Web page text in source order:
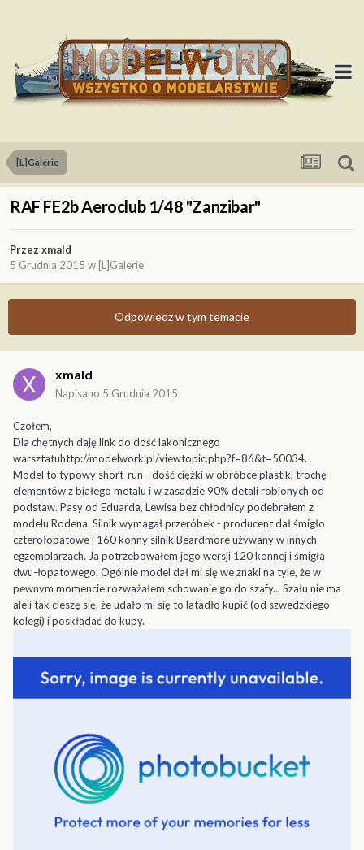
[L]Galerie
RAF FE2b Aeroclub 1/48 "Zanzibar"
Przez xmald
5 Grudnia 2015 w [L]Galerie
Odpowiedz w tym temacie
xmald
Napisano 5 Grudnia 2015
Czołem,
Dla chętnych daję link do dość lakonicznego
warsztatuhttp://modelwork.pl/viewtopic.php?f=86&t=50034.
Model to typowy short-run - dość ciężki w obróbce plastik, trochę
elementów z białego metalu i w zasadzie 90% detali robionych od
podstaw. Pasy od Eduarda, Lewisa bez chłodnicy podebrałem z
modelu Rodena. Silnik wymagał przeróbek - producent dał śmigło
czterołopatowe i 160 konny silnik Beardmore używany w innych
egzemplarzach. Ja potrzebowałem jego wersji 120 konnej i śmigła
dwu-łopatowego. Ogólnie model dał mi się we znaki na tyle, że w
pewnym momencie rozważałem schowanie go do szafy... Szału nie ma
ale i tak cieszę się, że udało mi się to latadło kupić (od szwedzkiego
kolegi) i poskładać do kupy.